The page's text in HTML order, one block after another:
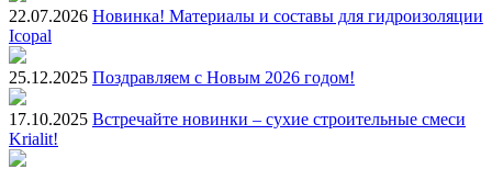
22.07.2026 Новинка! Материалы и составы для гидроизоляции
Icopal
25.12.2025 Поздравляем с Новым 2026 годом!
17.10.2025 Встречайте новинки – сухие строительные смеси
Krialit!